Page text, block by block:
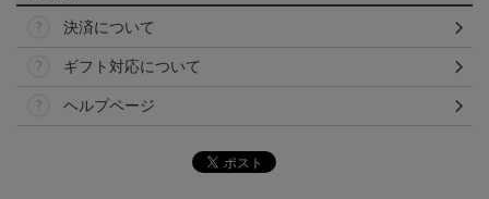
決済について
ギフト対応について
ヘルプページ